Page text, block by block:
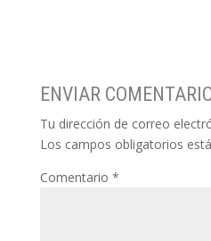
ENVIAR
Tu dirección de correo
Los campos obligatorios
Comentario *